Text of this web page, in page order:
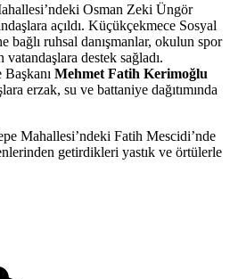
Osman Zeki Üngör
açıldı. Küçükçekmece Sosyal
ruhsal danışmanlar, okulun spor
destek sağladı.
Mehmet Fatih Kerimoğlu
erzak, su ve battaniye dağıtımında
Mahallesi’ndeki Fatih Mescidi’nde
getirdikleri yastık ve örtülerle